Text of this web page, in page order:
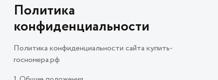
Политика
конфиденциальности
Политика конфиденциальности сайта купить-
госномера.рф